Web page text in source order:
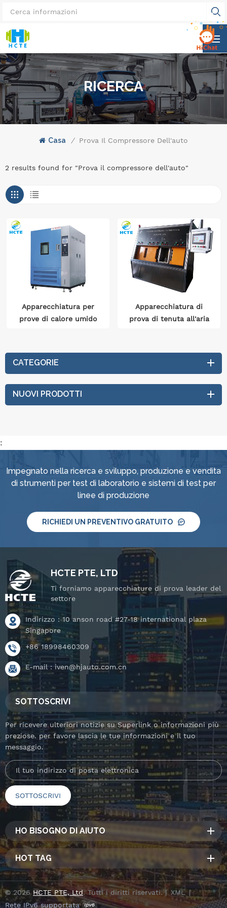
RICERCA
Casa / Prova Il Compressore Dell'auto
2 results found for "Prova il compressore dell'auto"
Apparecchiatura per
prove di calore umido
Apparecchiatura di
prova di tenuta all'aria
condizionata
CATEGORIE
NUOVI PRODOTTI
:
Impegnato nella ricerca e sviluppo, produzione e vendita
di strumenti per test di laboratorio e sistemi di test per
linee di produzione
RICHIEDI UN PREVENTIVO GRATUITO
HCTE PTE, LTD
Ti forniamo apparecchiature di prova leader del
settore
Indirizzo : 10 anson road #27-18 international plaza
Singapore
+86 18998460309
E-mail :iven@hjauto.com.cn
SOTTOSCRIVI
Per ricevere ulteriori notizie su Superlink o informazioni più
preziose. per favore lascia le tue informazioni e il tuo
messaggio.
HO BISOGNO DI AIUTO
HOT TAG
© 2026HCTE PTE, Ltd. Tutti i diritti riservati. | XML|
Rete IPv6 supportata